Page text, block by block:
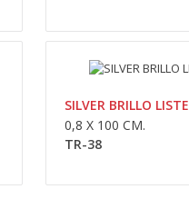
SILVER BRILLO
0,8 X 100 CM.
TR-38